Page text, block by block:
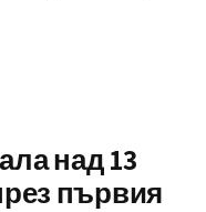
над 13
първия